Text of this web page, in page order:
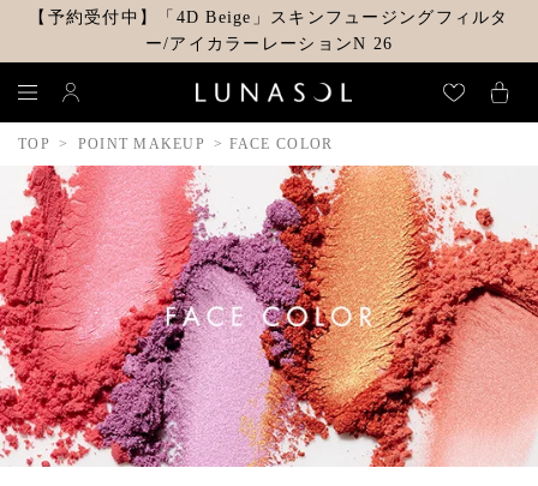
【予約受付中】「4D Beige」スキンフュージングフィルタ
ー/アイカラーレーションN 26
TOP POINT MAKEUP FACE COLOR